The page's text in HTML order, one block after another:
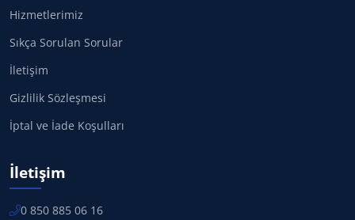
Hizmetlerimiz
Sıkça Sorulan Sorular
İletişim
Gizlilik Sözleşmesi
İptal ve İade Koşulları
İletişim
0 850 885 06 16